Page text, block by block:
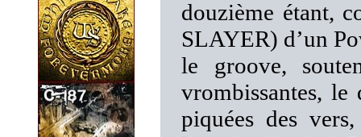
douzième étant,
SLAYER) d’un
le groove,
vrombissantes, le
piquées des